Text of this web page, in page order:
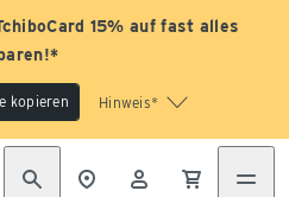
15% auf fast alles
kopieren Hinweis*